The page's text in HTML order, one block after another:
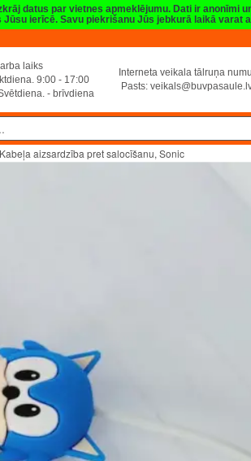
datus par vietnes apmeklējumu. Dati ir anonīmi
ierīcē. Savu piekrišanu Jūs jebkurā laikā varat
laiks
9:00 - 17:00
- brīvdiena
Interneta veikala tālruņa
Pasts:
Kabeļa aizsardzība pret salocīšanu, Sonic